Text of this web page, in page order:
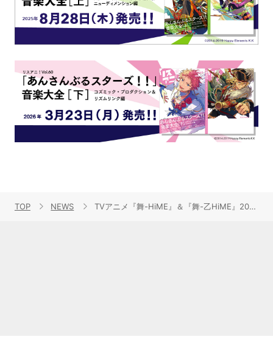
TOP NEWS TVアニメ『舞-HiME』＆『舞-乙HiME』20周年記念フィルムコンサート開催決定！